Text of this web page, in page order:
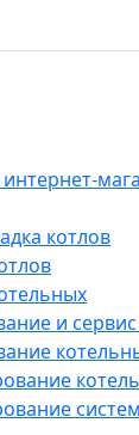
интернет-
котлов
и